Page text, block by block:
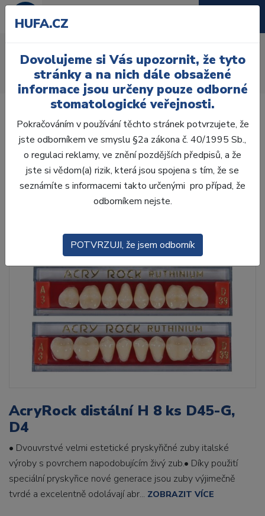
Úvod Zuby
AcryRock
AcryRock distální H 8 ks D45-G, D4
AcryRock distální H 8 ks D45-G,
D4
• Dvouvrstvé velmi estetické pryskyřičné zuby italské
výroby s povrchem napodobujícím živý zub.• Díky použití
speciální pryskyřice nové generace jsou zuby výjimečně
tvrdé a excelentně odolávají abr... ZOBRAZIT VÍCE
HUFA.CZ
Dovolujeme si Vás upozornit, že tyto
stránky a na nich dále obsažené
informace jsou určeny pouze odborné
stomatologické veřejnosti.
Pokračováním v používání těchto stránek potvrzujete, že
jste odborníkem ve smyslu §2a zákona č. 40/1995 Sb.,
o regulaci reklamy, ve znění pozdějších předpisů, a že
jste si vědom(a) rizik, která jsou spojena s tím, že se
seznámíte s informacemi takto určenými pro případ, že
odborníkem nejste.
POTVRZUJI, že jsem odborník